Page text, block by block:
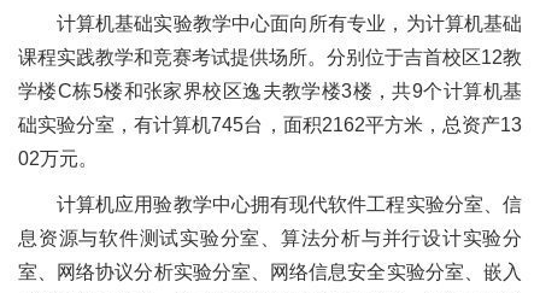
计算机基础实验教学中心面向所有专业，为计算机基础
课程实践教学和竞赛考试提供场所。分别位于吉首校区12教
学楼C栋5楼和张家界校区逸夫教学楼3楼，共9个计算机基
础实验分室，有计算机745台，面积2162平方米，总资产13
02万元。
计算机应用验教学中心拥有现代软件工程实验分室、信
息资源与软件测试实验分室、算法分析与并行设计实验分
室、网络协议分析实验分室、网络信息安全实验分室、嵌入